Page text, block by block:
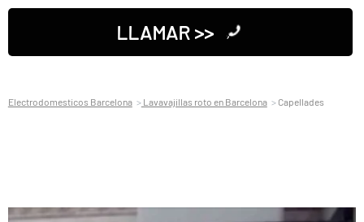
LLAMAR >>
Electrodomesticos Barcelona Lavavajillas roto en Barcelona Capellades